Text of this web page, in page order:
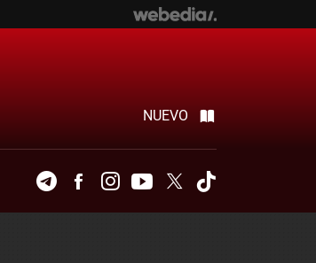
NUEVO
TelegramFacebookInstagramYoutubeTwitter